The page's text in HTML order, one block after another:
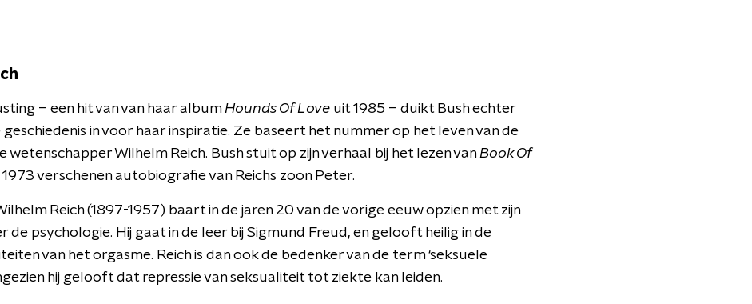
– een hit van van haar albumHounds Of Love uit 1985 – duikt Bush echter
in voor haar inspiratie. Ze baseert het nummer op het leven van de
wetenschapper Wilhelm Reich. Bush stuit op zijn verhaal bij het lezen vanBook Of
1973 verschenen autobiografie van Reichs zoon Peter.
Reich (1897-1957) baart in de jaren 20 van de vorige eeuw opzien met zijn
de psychologie. Hij gaat in de leer bij Sigmund Freud, en gelooft heilig in de
van het orgasme. Reich is dan ook de bedenker van de term ‘seksuele
hij gelooft dat repressie van seksualiteit tot ziekte kan leiden.